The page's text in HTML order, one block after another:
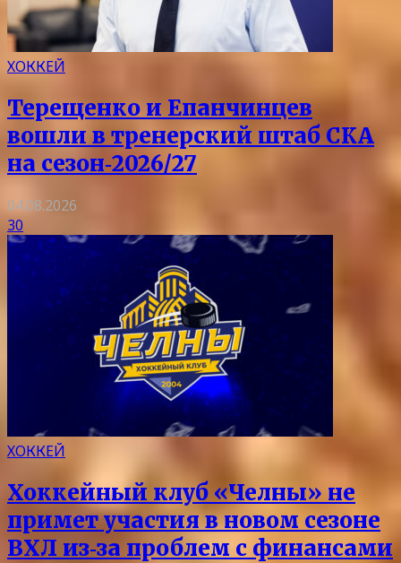
ХОККЕЙ
Терещенко и Епанчинцев
вошли в тренерский штаб СКА
на сезон‑2026/27
04.08.2026
30
ХОККЕЙ
Хоккейный клуб «Челны» не
примет участия в новом сезоне
ВХЛ из‑за проблем с финансами